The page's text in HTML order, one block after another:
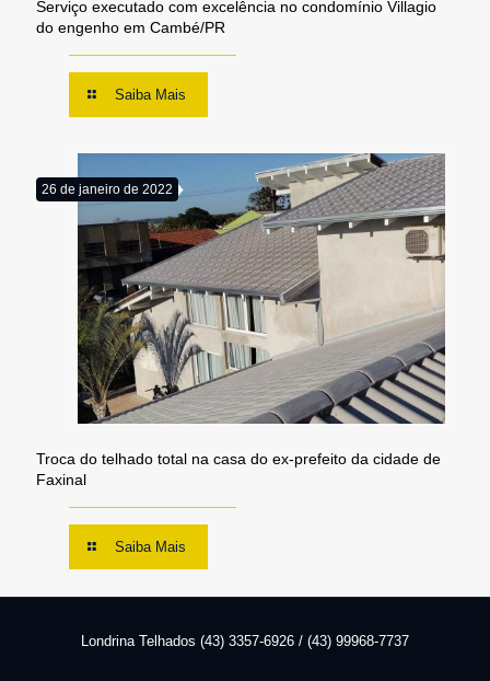
Serviço executado com excelência no condomínio Villagio
do engenho em Cambé/PR
Saiba Mais
26 de janeiro de 2022
Troca do telhado total na casa do ex-prefeito da cidade de
Faxinal
Saiba Mais
Londrina Telhados (43) 3357-6926 / (43) 99968-7737